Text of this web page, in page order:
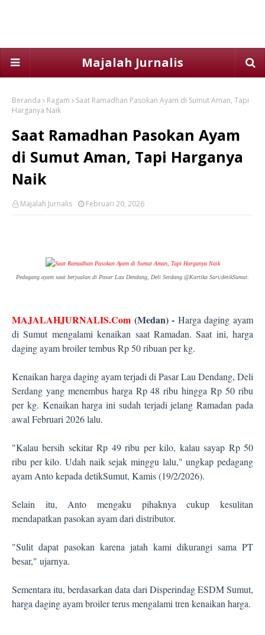
Majalah Jurnalis
Beranda Ragam
Saat Ramadhan Pasokan Ayam di Sumut Aman, Tapi
Harganya Naik
Saat Ramadhan Pasokan Ayam
di Sumut Aman, Tapi Harganya
Naik
Majalah Jurnalis Februari 20, 2026
Pedagang ayam saat berjualan di Pasar Lau Dendang, Deli Serdang.@Kartika Sari/detikSumut.
MAJALAHJURNALIS.Com (Medan) - Harga daging ayam
di Sumut mengalami kenaikan saat Ramadan. Saat ini, harga
daging ayam broiler tembus Rp 50 ribuan per kg.
Kenaikan harga daging ayam terjadi di Pasar Lau Dendang, Deli
Serdang yang menembus harga Rp 48 ribu hingga Rp 50 ribu
per kg. Kenaikan harga ini sudah terjadi jelang Ramadan pada
awal Februari 2026 lalu.
"Kalau bersih sekitar Rp 49 ribu per kilo, kalau sayap Rp 50
ribu per kilo. Udah naik sejak minggu lalu," ungkap pedagang
ayam Anto kepada detikSumut, Kamis (19/2/2026).
Selain itu, Anto mengaku pihaknya cukup kesulitan
mendapatkan pasokan ayam dari distributor.
"Sulit dapat pasokan karena jatah kami dikurangi sama PT
besar," ujarnya.
Sementara itu, berdasarkan data dari Disperindag ESDM Sumut,
harga daging ayam broiler terus mengalami tren kenaikan harga.